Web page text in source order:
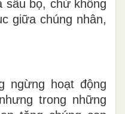
sâu bọ, chứ không
giữa chúng nhân,
ngừng hoạt động
trong những